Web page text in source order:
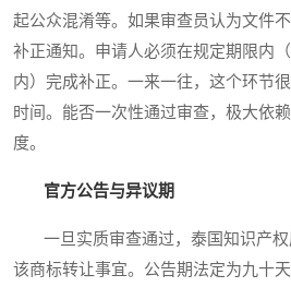
起公众混淆等。如果审查员认为文件
补正通知。申请人必须在规定期限内
内）完成补正。一来一往，这个环节
时间。能否一次性通过审查，极大依
度。
官方公告与异议期
一旦实质审查通过，泰国知识产权
该商标转让事宜。公告期法定为九十